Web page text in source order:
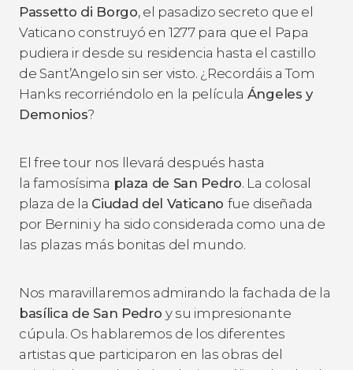
Passetto di Borgo, el pasadizo secreto que el
Vaticano construyó en 1277 para que el Papa
pudiera ir desde su residencia hasta el castillo
de Sant’Angelo sin ser visto. ¿Recordáis a Tom
Hanks recorriéndolo en la película Ángeles y
Demonios?
El free tour nos llevará después hasta
la famosísima plaza de San Pedro. La colosal
plaza de la Ciudad del Vaticano fue diseñada
por Bernini y ha sido considerada como una de
las plazas más bonitas del mundo.
Nos maravillaremos admirando la fachada de la
basílica de San Pedro y su impresionante
cúpula. Os hablaremos de los diferentes
artistas que participaron en las obras del